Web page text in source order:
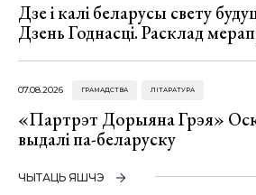
Дзе і калі беларусы свету
Дзень Годнасці. Расклад
07.08.2026 ГРАМАДСТВА ЛІТАРАТУРА
«Партрэт Дорыяна Грэя»
выдалі па-беларуску
ЧЫТАЦЬ ЯШЧЭ